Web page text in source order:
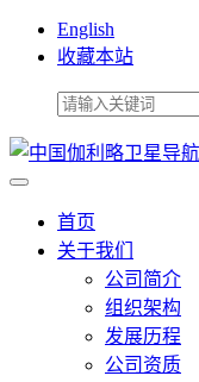
English
收藏本站
首页
关于我们
公司简介
组织架构
发展历程
公司资质